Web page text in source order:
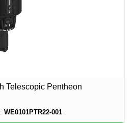
Telescopic Pentheon
WE0101PTR22-001